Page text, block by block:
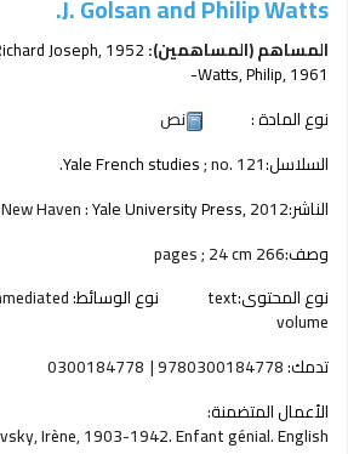
J. Golsan and Philip Watts.
المساهم (المساهمين): Joseph, 1952-
Watts, Philip, 1961-
نوع المادة :
نص
السلاسل:
Yale French studies; no. 121.
الناشر:
New Haven :Yale University Press,2012
وصف:266 pages ; 24 cm
نوع المحتوى:text نوع الوسائط:
volume
تدمك:9780300184778
0300184778
الأعمال المتضمنة:
Irène, 1903-1942. Enfant génial. English